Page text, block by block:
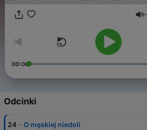
00:00
Odcinki
24 - O męskiej niedoli